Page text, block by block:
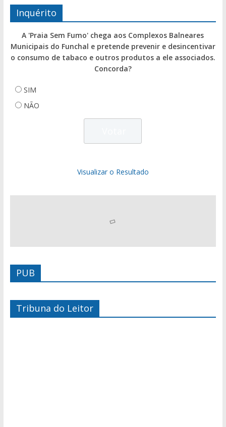
Inquérito
A 'Praia Sem Fumo' chega aos Complexos Balneares
Municipais do Funchal e pretende prevenir e desincentivar
o consumo de tabaco e outros produtos a ele associados.
Concorda?
SIM
NÃO
Visualizar o Resultado
PUB
Tribuna do Leitor